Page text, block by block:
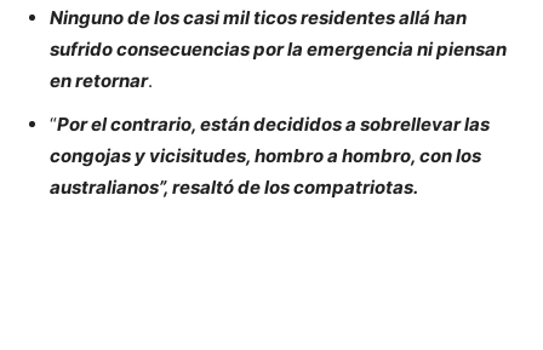
Ninguno de los casi mil ticos residentes allá han
sufrido consecuencias por la emergencia ni piensan
en retornar.
“Por el contrario, están decididos a sobrellevar las
congojas y vicisitudes, hombro a hombro, con los
australianos”, resaltó de los compatriotas.